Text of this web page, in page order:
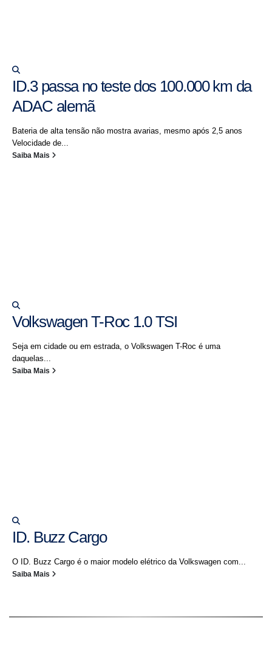
ID.3 passa no teste dos 100.000 km da
ADAC alemã
Bateria de alta tensão não mostra avarias, mesmo após 2,5 anos
Velocidade de...
Saiba Mais
Volkswagen T-Roc 1.0 TSI
Seja em cidade ou em estrada, o Volkswagen T-Roc é uma
daquelas...
Saiba Mais
ID. Buzz Cargo
O ID. Buzz Cargo é o maior modelo elétrico da Volkswagen com...
Saiba Mais